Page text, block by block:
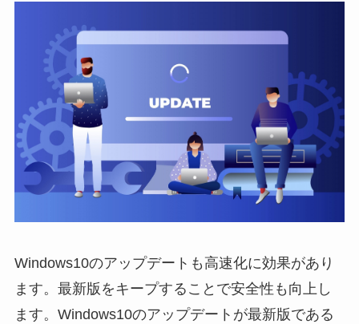
Windows10のアップデートも高速化に効果があり
ます。最新版をキープすることで安全性も向上し
ます。Windows10のアップデートが最新版である